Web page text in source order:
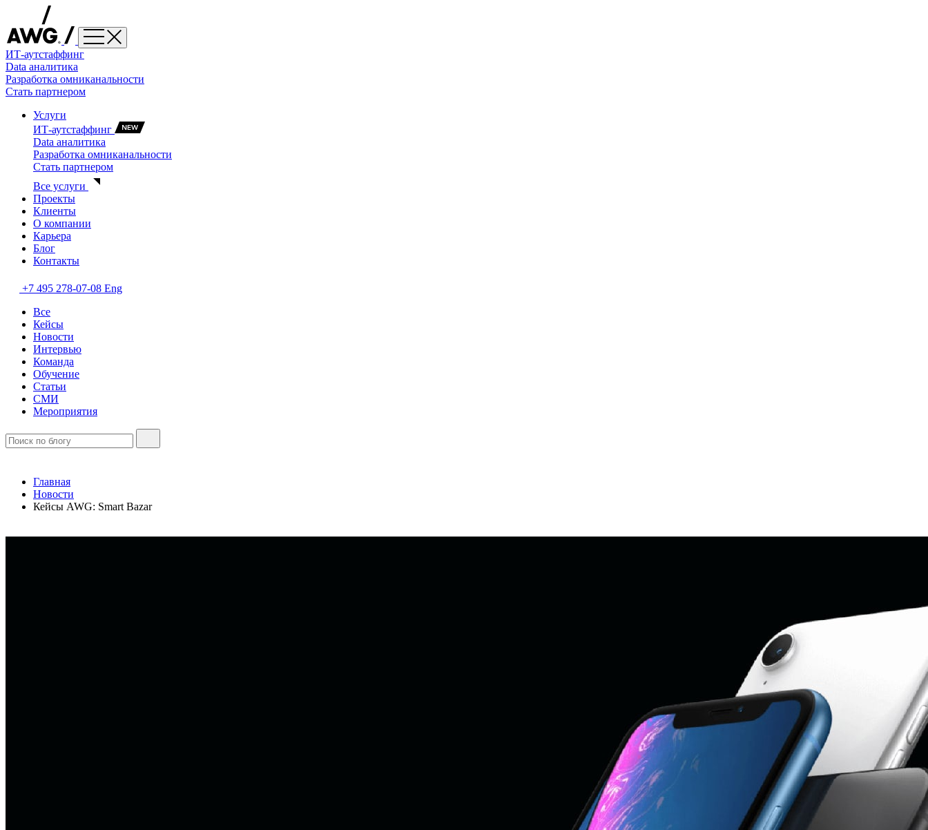
ИТ-аутстаффинг
Data аналитика
Разработка омниканальности
Стать партнером
Услуги
ИТ-аутстаффинг
Data аналитика
Разработка омниканальности
Стать партнером
Все услуги
Проекты
Клиенты
О компании
Карьера
Блог
Контакты
+7 495 278-07-08 Eng
Все
Кейсы
Новости
Интервью
Команда
Обучение
Статьи
СМИ
Мероприятия
Главная
Новости
Кейсы AWG: Smart Bazar